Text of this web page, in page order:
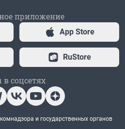
приложение
App Store
RuStore
соцсетях
и государственных органов